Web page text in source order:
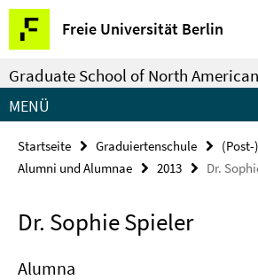
Springe
direkt
zu
Inhalt
Freie Universität Berlin
Service-
Navigation
Graduate School of North
MENÜ
Startseite Graduiertenschule
Alumni und Alumnae
2013 Dr.
Dr. Sophie Spieler
Alumna